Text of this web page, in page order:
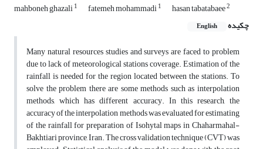
mahboneh ghazali1 fatemeh mohammadi1 hasan tabatabaee2
چکیده English
Many natural resources studies and surveys are faced to problem
due to lack of meteorological stations coverage. Estimation of the
rainfall is needed for the region located between the stations. To
solve the problem there are some methods such as interpolation
methods, which has different accuracy. In this research, the
accuracy of the interpolation methods was evaluated for estimating
of the rainfall for preparation of Isohytal maps in Chaharmahal-
Bakhtiari province, Iran. The cross validation technique (CVT) was